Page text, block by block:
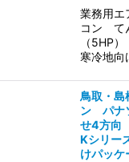
業務用
コン て
（5HP
寒冷地
鳥取・島
ン パナ
せ4方向
Kシリ
けパッケ